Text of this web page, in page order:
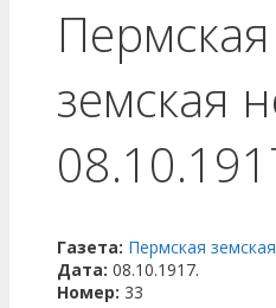
Пермская
земская
Газета: Пермская
Дата: 08.10.1917.
Номер: 33